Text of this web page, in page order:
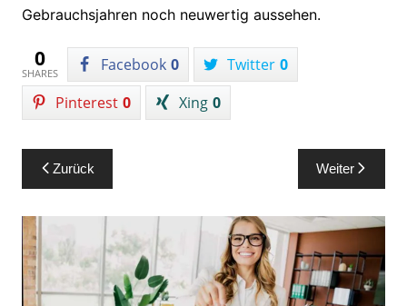
Gebrauchsjahren noch neuwertig aussehen.
0
SHARES Facebook 0 Twitter 0
Pinterest 0 Xing 0
Beitragsnavigation
Zurück Weiter